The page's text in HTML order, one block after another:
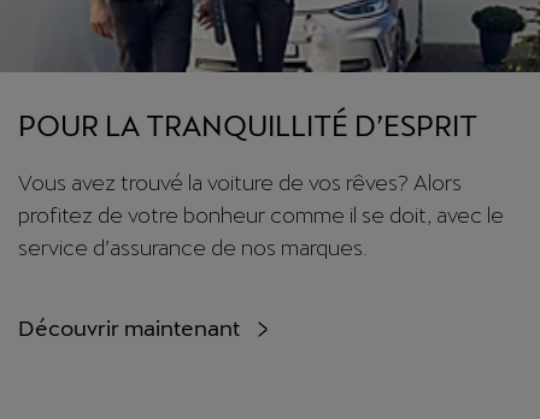
POUR LA TRANQUILLITÉ D’ESPRIT
Vous avez trouvé la voiture de vos rêves? Alors
profitez de votre bonheur comme il se doit, avec le
service d’assurance de nos marques.
Découvrir maintenant